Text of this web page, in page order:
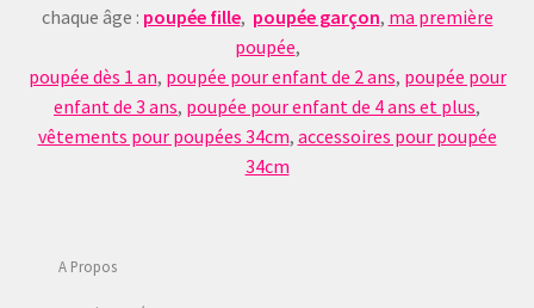
Recevez 5% de réduction sur votre première
chaque âge : poupée fille, poupée garçon, ma première
poupée,
poupée dès 1 an, poupée pour enfant de 2 ans, poupée pour
enfant de 3 ans, poupée pour enfant de 4 ans et plus,
vêtements pour poupées 34cm, accessoires pour poupée
34cm
A Propos